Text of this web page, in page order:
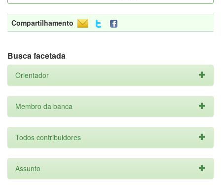
Compartilhamento
Busca facetada
Orientador
Membro da banca
Todos contribuidores
Assunto